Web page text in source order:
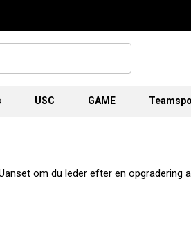
USC GAME
om du leder efter en
masser af stil og komfort. Uanset om
den fulde kollektion, shop